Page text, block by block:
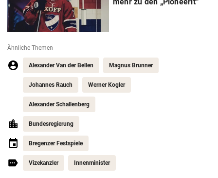
mehr zu den „Pioneerit“
Ähnliche Themen
Alexander Van der Bellen Magnus Brunner
Johannes Rauch Werner Kogler
Alexander Schallenberg
Bundesregierung
Bregenzer Festspiele
Vizekanzler Innenminister